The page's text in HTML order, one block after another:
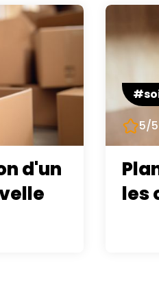
d'un
5/5
les